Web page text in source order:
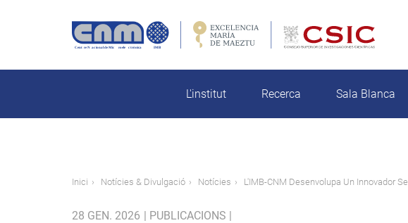
L'institut Recerca Sala Blanca
Fil
d'ariadna
Inici Notícies & Divulgació Notícies L'IMB-CNM Desenvolupa Un Innovador
28 GEN. 2026 | PUBLICACIONS |